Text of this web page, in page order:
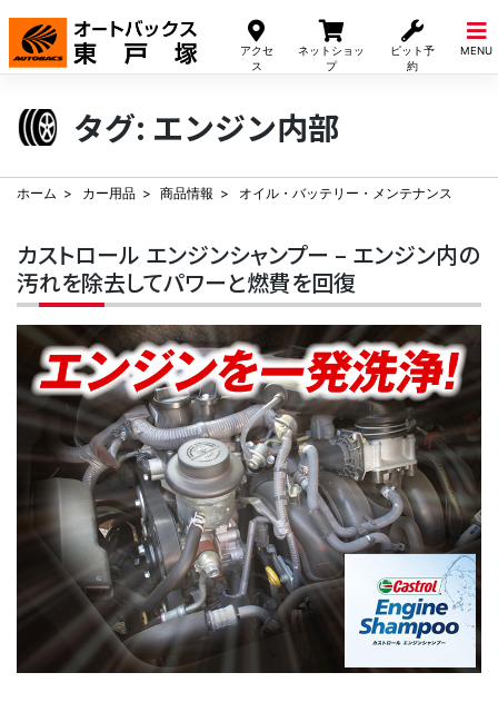
アクセ
ス
ネットショッ
プ
ピット予
約
MENU
Skip
content
タグ: エンジン内部
ホーム カー用品 商品情報 オイル・バッテリー・メンテナンス
カストロール エンジンシャンプー – エンジン内の
汚れを除去してパワーと燃費を回復